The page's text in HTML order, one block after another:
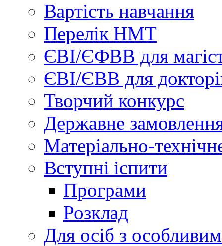
Вартість навчання
Перелік НМТ
ЄВІ/ЄФВВ для
ЄВІ/ЄВВ для
Творчий конкурс
Державне
Матеріально-
Вступні іспити
Програми
Розклад
Для осіб з